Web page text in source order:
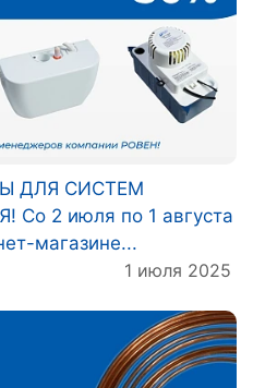
ДЛЯ СИСТЕМ
2 июля по 1 августа
магазине...
1 июля 2025